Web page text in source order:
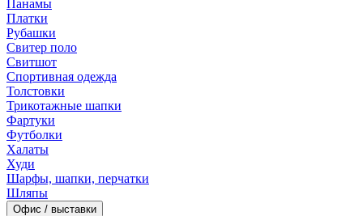
Панамы
Платки
Рубашки
Свитер поло
Свитшот
Спортивная одежда
Толстовки
Трикотажные шапки
Фартуки
Футболки
Халаты
Худи
Шарфы, шапки, перчатки
Шляпы
Офис / выставки